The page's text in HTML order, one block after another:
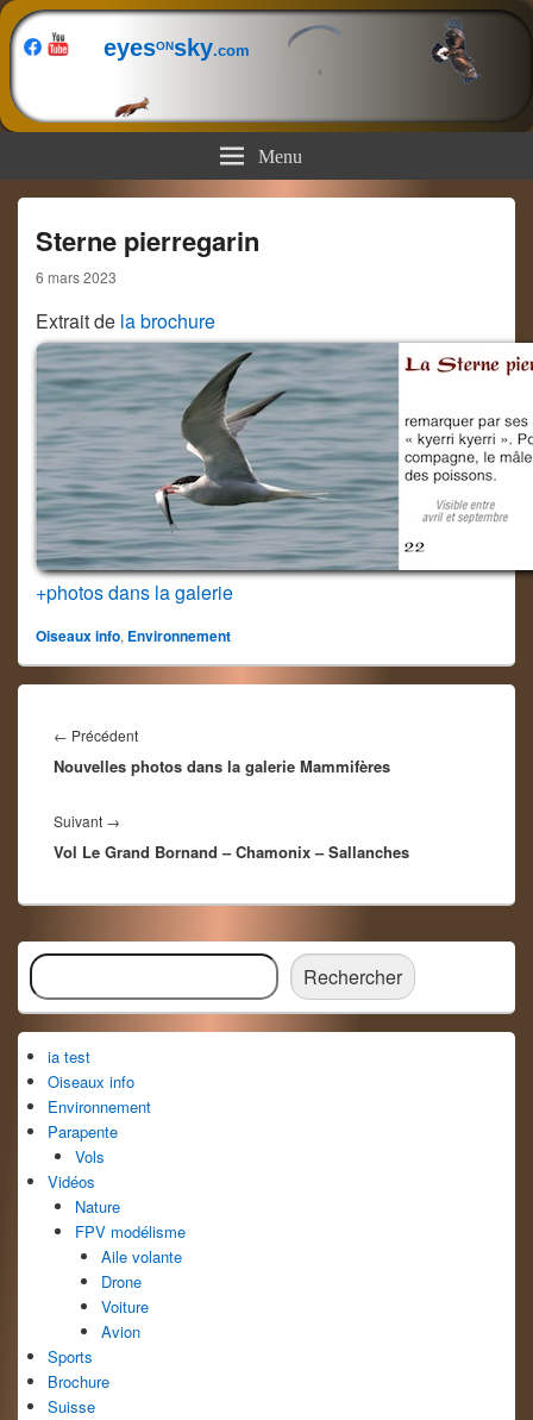
eyesONsky.com
Menu
Sterne pierregarin
6 mars 2023
Extrait de la brochure
+photos dans la galerie
Oiseaux info, Environnement
de
l’article
← PrécédentArticle
précédent :
Nouvelles photos dans la galerie Mammifères
Suivant →
suivant :
Vol Le Grand Bornand – Chamonix – Sallanches
Zone
principale
de
widget
pour
la
barre
latérale
Rechercher Rechercher
ia test
Oiseaux info
Environnement
Parapente
Vols
Vidéos
Nature
FPV modélisme
Aile volante
Drone
Voiture
Avion
Sports
Brochure
Suisse